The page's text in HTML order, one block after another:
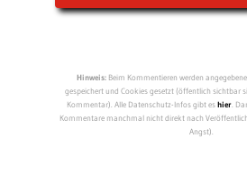
Hinweis:Beim Kommentieren werden
gespeichert und Cookies gesetzt (öffentlich sichtbar
Kommentar). Alle Datenschutz-Infos gibt eshier.
Kommentare manchmal nicht direkt nach
Angst).